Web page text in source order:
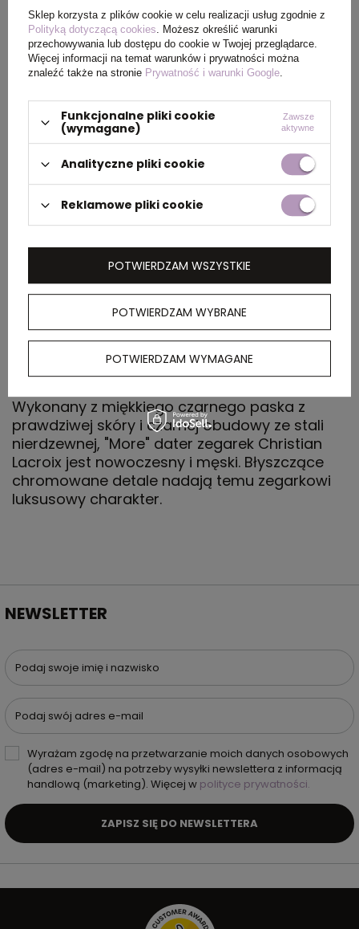
Waga
produktu (g)
150
PAKOWANIE
Wymiary
kartonu
zewnętrznego
470 x 350 x 380
kartonu
zewnętrznego
13.02
Wykonany z miękkiego czarnego paska z
prawdziwej skóry i czarnej obudowy ze stali
nierdzewnej, "More" dater zegarek Christian
Lacroix jest nowoczesny i męski. Błyszczące
chromowane detale nadają temu zegarkowi
luksusowy charakter.
NEWSLETTER
Podaj swoje imię i nazwisko
Podaj swój adres e-mail
Wyrażam zgodę na przetwarzanie moich danych osobowych
(adres e-mail) na potrzeby wysyłki newslettera z informacją
handlową (marketing). Więcej w polityce prywatności.
ZAPISZ SIĘ DO NEWSLETTERA
Sklep korzysta z plików cookie w celu realizacji usług zgodnie z
Polityką dotyczącą cookies. Możesz określić warunki
przechowywania lub dostępu do cookie w Twojej przeglądarce.
Więcej informacji na temat warunków i prywatności można
znaleźć także na stronie Prywatność i warunki Google.
Funkcjonalne pliki cookie
(wymagane)
Zawsze
aktywne
Analityczne pliki cookie
Reklamowe pliki cookie
POTWIERDZAM WYBRANE
POTWIERDZAM WYMAGANE
POTWIERDZAM WSZYSTKIE